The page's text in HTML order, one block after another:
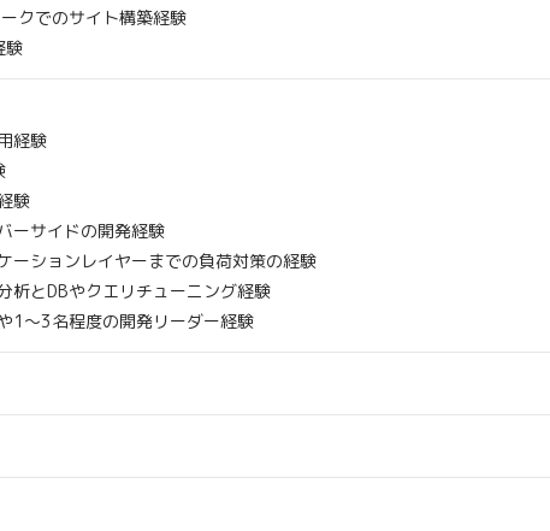
クでのサイト構築経験
験
経験
験
ーサイドの開発経験
ーションレイヤーまでの負荷対策の経験
析とDBやクエリチューニング経験
1～3名程度の開発リーダー経験